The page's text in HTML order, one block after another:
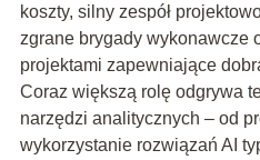
koszty, silny zespół
zgrane brygady wykonawcze
projektami zapewniające
Coraz większą rolę odgrywa
narzędzi analitycznych – od
wykorzystanie rozwiązań AI